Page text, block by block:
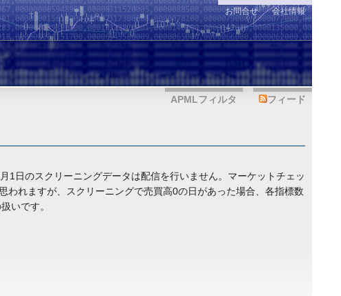
会社情報
お問合せ
フィード
APMLフィルタ
1日のスクリーニングデータは配信を行いません。マーケットチェッ
れますが、スクリーニングで売買高0の日があった場合、各指標数
いです。